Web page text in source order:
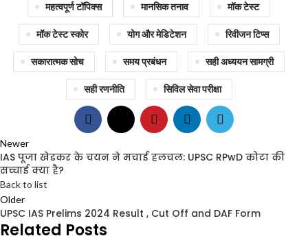
महत्वपूर्ण टॉपिक्स मानसिक तनाव मॉक टेस्ट
मॉक टेस्ट स्कोर योग और मेडिटेशन रिवीजन टिप्स
सकारात्मक सोच समय प्रबंधन सही अध्ययन सामग्री
सही रणनीति सिविल सेवा परीक्षा
Newer
IAS पूजा खेडकर के चयन ने मचाई हलचल: UPSC RPwD कोटा की
सच्चाई क्या है?
Back to list
Older
UPSC IAS Prelims 2024 Result , Cut Off and DAF Form
Related Posts